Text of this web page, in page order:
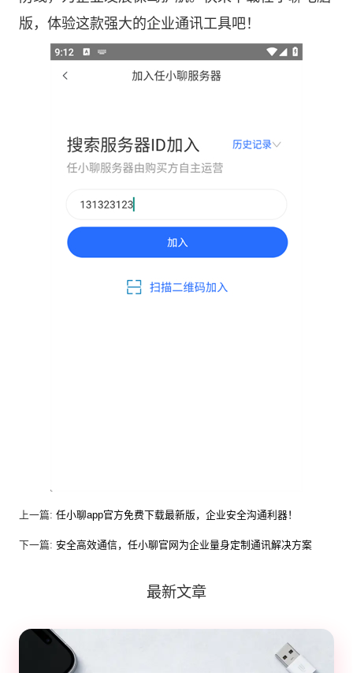
版，体验这款强大的企业通讯工具吧！
上一篇: 任小聊app官方免费下载最新版，企业安全沟通利器！
下一篇: 安全高效通信，任小聊官网为企业量身定制通讯解决方案
最新文章